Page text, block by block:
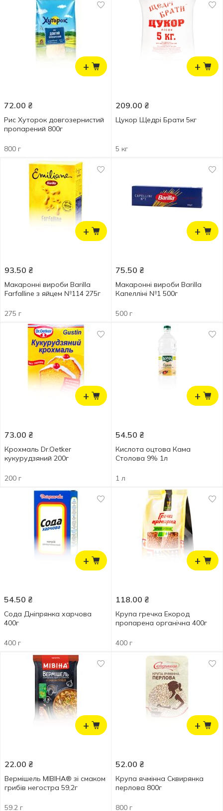
+
72.00 ₴
Рис Хуторок довгозернистий
пропарений 800г
800 г
+
209.00 ₴
Цукор Щедрі Брати 5кг
5 кг
+
93.50 ₴
Макаронні вироби Barilla
Farfalline з яйцем №114 275г
275 г
+
75.50 ₴
Макаронні вироби Barilla
Капелліні №1 500г
500 г
+
73.00 ₴
Крохмаль Dr.Oetker
кукурудзяний 200г
200 г
+
54.50 ₴
Кислота оцтова Кама
Столова 9% 1л
1 л
+
54.50 ₴
Сода Дніпрянка харчова
400г
400 г
+
118.00 ₴
Крупа гречка Екород
пропарена органічна 400г
400 г
+
22.00 ₴
Вермішель МІВІНА® зі смаком
грибів негостра 59,2г
59.2 г
+
52.00 ₴
Крупа ячмінна Сквирянка
перлова 800г
800 г